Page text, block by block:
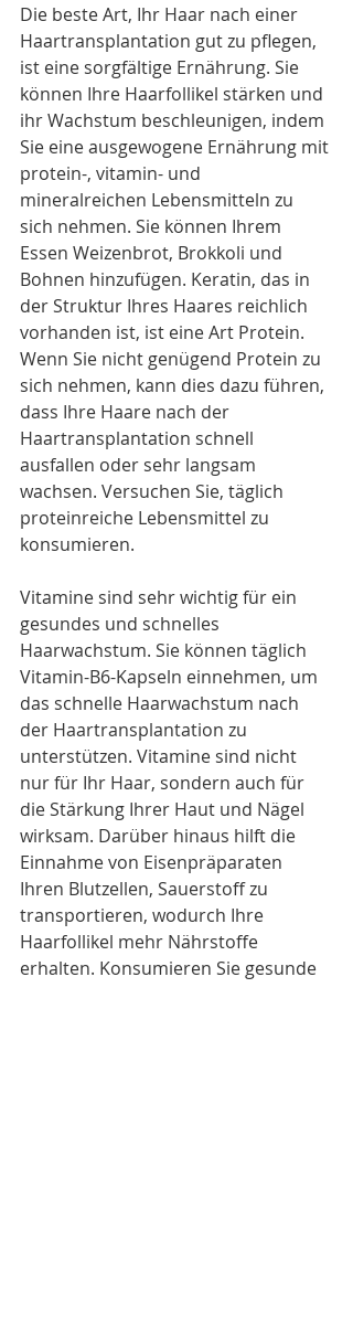
Die beste Art, Ihr Haar nach einer
Haartransplantation gut zu pflegen,
ist eine sorgfältige Ernährung. Sie
können Ihre Haarfollikel stärken und
ihr Wachstum beschleunigen, indem
Sie eine ausgewogene Ernährung mit
protein-, vitamin- und
mineralreichen Lebensmitteln zu
sich nehmen. Sie können Ihrem
Essen Weizenbrot, Brokkoli und
Bohnen hinzufügen. Keratin, das in
der Struktur Ihres Haares reichlich
vorhanden ist, ist eine Art Protein.
Wenn Sie nicht genügend Protein zu
sich nehmen, kann dies dazu führen,
dass Ihre Haare nach der
Haartransplantation schnell
ausfallen oder sehr langsam
wachsen. Versuchen Sie, täglich
proteinreiche Lebensmittel zu
konsumieren.
Vitamine sind sehr wichtig für ein
gesundes und schnelles
Haarwachstum. Sie können täglich
Vitamin-B6-Kapseln einnehmen, um
das schnelle Haarwachstum nach
der Haartransplantation zu
unterstützen. Vitamine sind nicht
nur für Ihr Haar, sondern auch für
die Stärkung Ihrer Haut und Nägel
wirksam. Darüber hinaus hilft die
Einnahme von Eisenpräparaten
Ihren Blutzellen, Sauerstoff zu
transportieren, wodurch Ihre
Haarfollikel mehr Nährstoffe
erhalten. Konsumieren Sie gesunde